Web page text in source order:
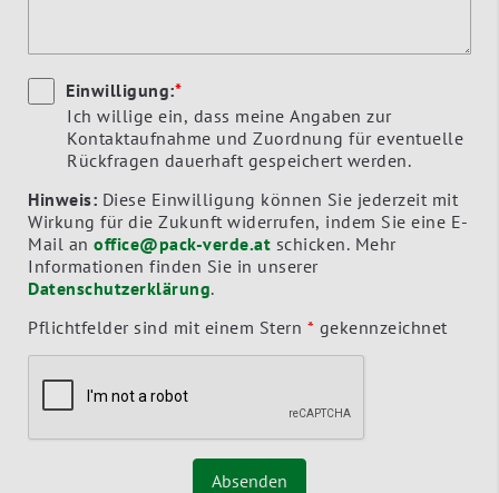
Einwilligung:*
Ich willige ein, dass meine Angaben zur
Kontaktaufnahme und Zuordnung für eventuelle
Rückfragen dauerhaft gespeichert werden.
Hinweis: Diese Einwilligung können Sie jederzeit mit
Wirkung für die Zukunft widerrufen, indem Sie eine E-
Mail an office@pack-verde.at
Informationen finden Sie in unserer
Datenschutzerklärung.
Pflichtfelder sind mit einem Stern * gekennzeichnet
Absenden